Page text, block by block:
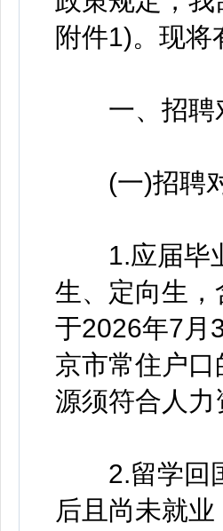
附件1)。现将
一、招聘
(一)招聘
1.应届毕业
生、定向生
于2026年7月
京市常住户
源须符合人
2.留学回国
后且尚未就